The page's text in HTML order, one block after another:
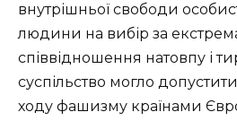
внутрішньої свободи
людини на вибір за
співвідношення натовпу і
суспільство могло
ходу фашизму країнами